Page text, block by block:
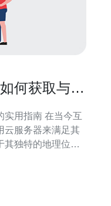
何获取与使
实用指南 在当今互
云服务器来满足其
其独特的地理位置
云服务器的服务